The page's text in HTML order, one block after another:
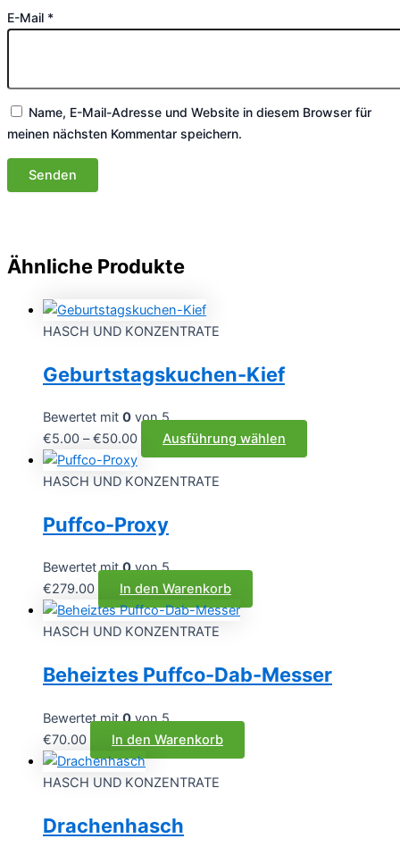
E-Mail *
Name, E-Mail-Adresse und Website in diesem Browser für
meinen nächsten Kommentar speichern.
Ähnliche Produkte
HASCH UND KONZENTRATE
Geburtstagskuchen-Kief
Bewertet mit 0 von 5
€5.00 –€50.00Preisspanne:
€5.00
bis
Ausführung wählen
Produkt
Produktseite
HASCH UND KONZENTRATE
Puffco-Proxy
Bewertet mit0von 5
€279.00 In den Warenkorb
HASCH UND KONZENTRATE
Beheiztes Puffco-Dab-Messer
Bewertet mit0von 5
€70.00 In den Warenkorb
HASCH UND KONZENTRATE
Drachenhasch